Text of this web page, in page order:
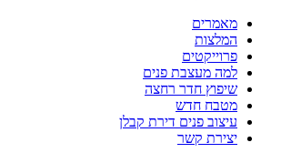
מאמרים
המלצות
פרוייקטים
למה מעצבת פנים
שיפוץ חדר רחצה
מטבח חדש
עיצוב פנים דירת קבלן
יצירת קשר